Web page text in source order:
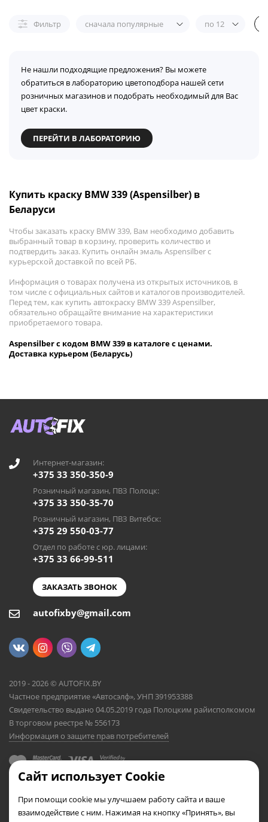
Фильтр сначала популярные по 12
Не нашли подходящие предложения? Вы можете
обратиться в лабораторию цветоподбора нашей сети
розничных магазинов и подобрать необходимый для Вас
цвет краски.
ПЕРЕЙТИ В ЛАБОРАТОРИЮ
Купить краску BMW 339 (Aspensilber) в
Беларуси
Чтобы заказать краску BMW 339, Вам необходимо добавить
выбранный товар в корзину, проверить количество и
подтвердить заказ. Купить онлайн эмаль Aspensilber с
курьерской доставкой по всей РБ.
Информация о товарах получена из открытых источников, в
том числе с официальных сайтов и каталогов производителей.
Перед тем, как купить автокраску BMW 339 Aspensilber,
обязательно обращайте внимание на характеристики
приобретаемого товара.
Aspensilber с кодом BMW 339 в каталоге с ценами.
Доставка курьером (Беларусь)
Интернет-магазин:
+375 33 350-350-9
Розничный магазин, ПВЗ Полоцк:
+375 33 350-35-70
Розничный магазин, ПВЗ Витебск:
+375 29 550-03-77
Отдел по работе с юр. лицами:
+375 33 66-99-511
ЗАКАЗАТЬ ЗВОНОК
autofixby@gmail.com
2019 - 2026 © AUTOFIX.BY
Частное предприятие «Автосэлф», УНП 391953388
Свидетельство выдано 04.05.2019 года Полоцким райисполкомом
В торговом реестре № 556173
Информация о защите прав потребителей
Сайт использует Cookie
При помощи cookie мы улучшаем работу сайта и ваше
взаимодействие с ним. Нажимая на кнопку «Принять», вы